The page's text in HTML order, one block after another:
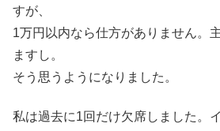
すが、
1万円以内なら仕方がありません。
ますし。
そう思うようになりました。
私は過去に1回だけ欠席しました。